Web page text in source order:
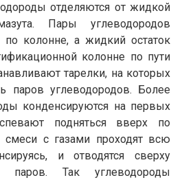
отделяются от жидкой
Пары углеводородов
по колонне, а жидкий остаток
колонне по пути
тарелки, на которых
паров углеводородов. Более
конденсируются на первых
подняться вверх по
с газами проходят всю
и отводятся сверху
Так углеводороды